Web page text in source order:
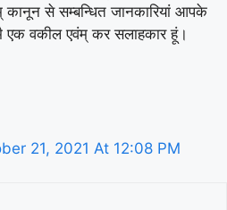
कानून से सम्बन्धित जानकारियां आपके
वकील एवंम् कर सलाहकार हूं।
21, 2021 At 12:08 PM